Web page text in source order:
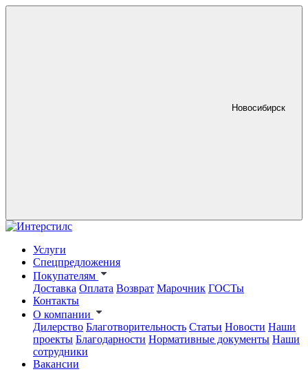
Новосибирск
Услуги
Спецпредложения
Покупателям
Доставка Оплата Возврат Марочник ГОСТы
Контакты
О компании
Дилерство Благотворительность Статьи Новости Наши
проекты Благодарности Нормативные документы Наши
сотрудники
Вакансии